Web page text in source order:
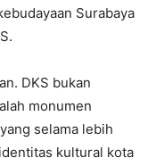
Surabaya
DKS bukan
monumen
selama lebih
kultural kota